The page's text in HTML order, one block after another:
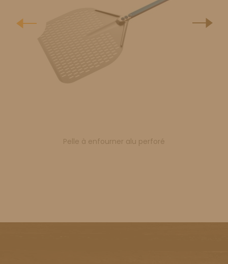
Pelle à enfourner alu perforé